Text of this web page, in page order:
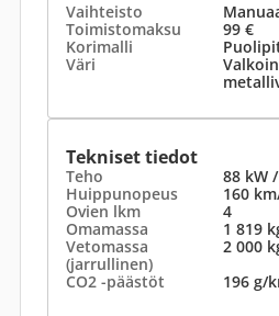
Vaihteisto
Toimistomaksu
99 €
Korimalli
Väri
Tekniset tiedot
Teho 88 kW
Huippunopeus
160
Ovien lkm
4
Omamassa
1 819
Vetomassa
(jarrullinen)
2 000
CO2 -päästöt
196 g/